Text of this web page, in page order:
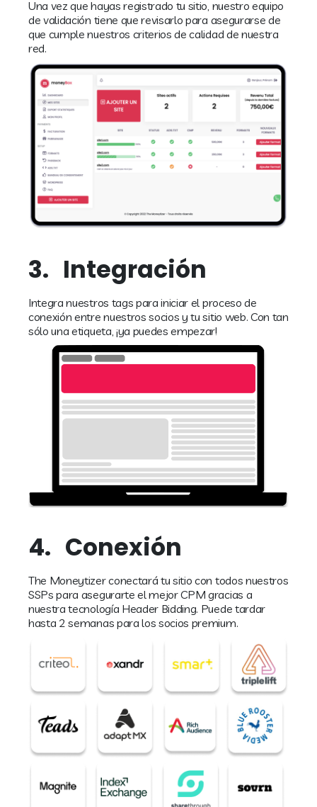
Una vez que hayas registrado tu sitio, nuestro equipo
de validación tiene que revisarlo para asegurarse de
que cumple nuestros criterios de calidad de nuestra
red.
3. Integración
Integra nuestros tags para iniciar el proceso de
conexión entre nuestros socios y tu sitio web. Con tan
sólo una etiqueta, ¡ya puedes empezar!
4. Conexión
The Moneytizer conectará tu sitio con todos nuestros
SSPs para asegurarte el mejor CPM gracias a
nuestra tecnología Header Bidding. Puede tardar
hasta 2 semanas para los socios premium.